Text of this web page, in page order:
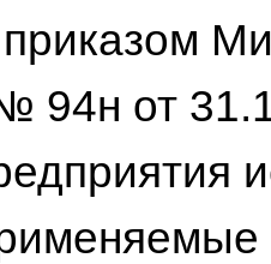
94н от